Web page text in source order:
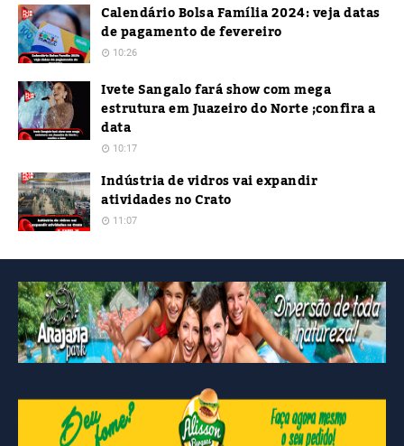
Calendário Bolsa Família 2024: veja datas
de pagamento de fevereiro
10:26
Ivete Sangalo fará show com mega
estrutura em Juazeiro do Norte ;confira a
data
10:17
Indústria de vidros vai expandir
atividades no Crato
11:07